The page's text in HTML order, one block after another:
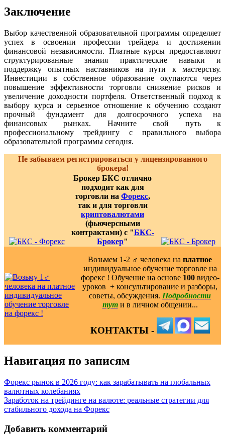
Заключение
Выбор качественной образовательной программы определяет
успех в освоении профессии трейдера и достижении
финансовой независимости. Платные курсы предоставляют
структурированные знания практические навыки и
поддержку опытных наставников на пути к мастерству.
Инвестиции в собственное образование окупаются через
повышение эффективности торговли снижение рисков и
увеличение доходности портфеля. Ответственный подход к
выбору курса и серьезное отношение к обучению создают
прочный фундамент для долгосрочного успеха на
финансовых рынках. Начните свой путь к
профессиональному трейдингу с правильного выбора
образовательной программы сегодня.
Не забываем регистрироваться у лицензированного
брокера!
Брокер БКС отлично
подходит как для
торговли на Форекс,
так и для торговли
криптовалютами
(фьючерсными
контрактами) с "БКС-
Брокер"
Возьмем 1-2 ‍♂️ человека на платное
индивидуальное обучение торговле на
форекс ! Обучение на основе 100видео-
уроков ️ + консультирование и разборы,
советы, обсуждения. Подробности
тут и в личном общении...
КОНТАКТЫ -
Навигация по записям
Форекс рынок в 2026 году: как зарабатывать на глобальных
валютных колебаниях
Заработок на трейдинге на валюте: реальные стратегии для
стабильного дохода на Форекс
Добавить комментарий